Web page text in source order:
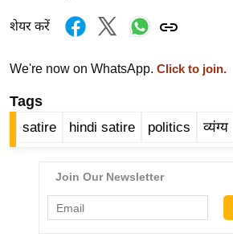
ज
त
बॉ
ली
वु
शेयर करें
We're now on WhatsApp. Click to join.
Tags
satire hindi satire politics व्यंग्य